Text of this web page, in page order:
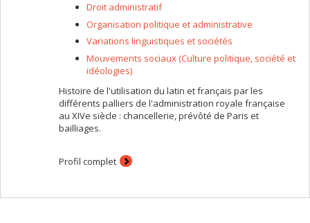
Droit administratif
Organisation politique et administrative
Variations linguistiques et sociétés
Mouvements sociaux (Culture politique, société et
idéologies)
Histoire de l'utilisation du latin et français par les
différents palliers de l'administration royale française
au XIVe siècle : chancellerie, prévôté de Paris et
bailliages.
Profil complet